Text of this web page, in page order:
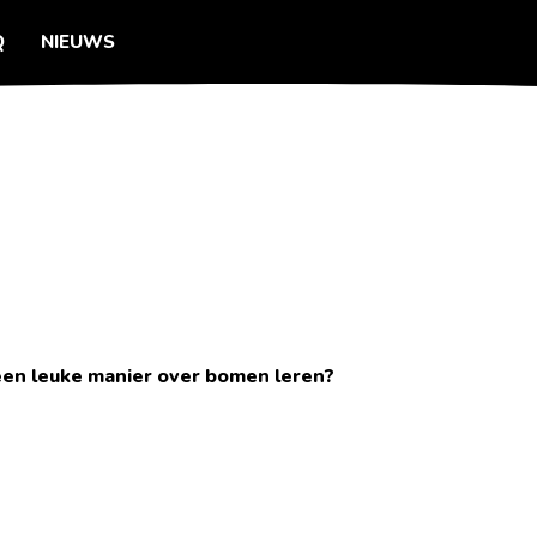
NIEUWS
leuke manier over bomen leren?